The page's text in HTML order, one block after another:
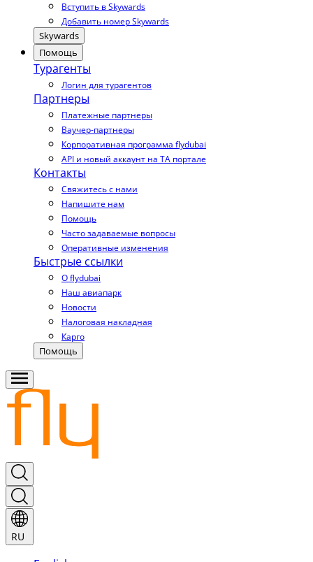
Вступить в Skywards
Добавить номер Skywards
Skywards
Помощь
Турагенты
Логин для турагентов
Партнеры
Платежные партнеры
Ваучер-партнеры
Корпоративная программа flydubai
API и новый аккаунт на TA портале
Контакты
Свяжитесь с нами
Напишите нам
Помощь
Часто задаваемые вопросы
Оперативные изменения
Быстрые ссылки
О flydubai
Наш авиапарк
Новости
Налоговая накладная
Карго
Помощь
RU